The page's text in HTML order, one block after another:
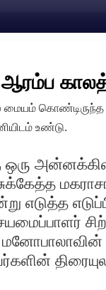
மையம்
உண்டு.